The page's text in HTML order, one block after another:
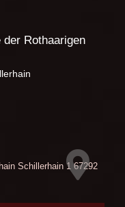
Rothaarigen
Schillerhain 167292